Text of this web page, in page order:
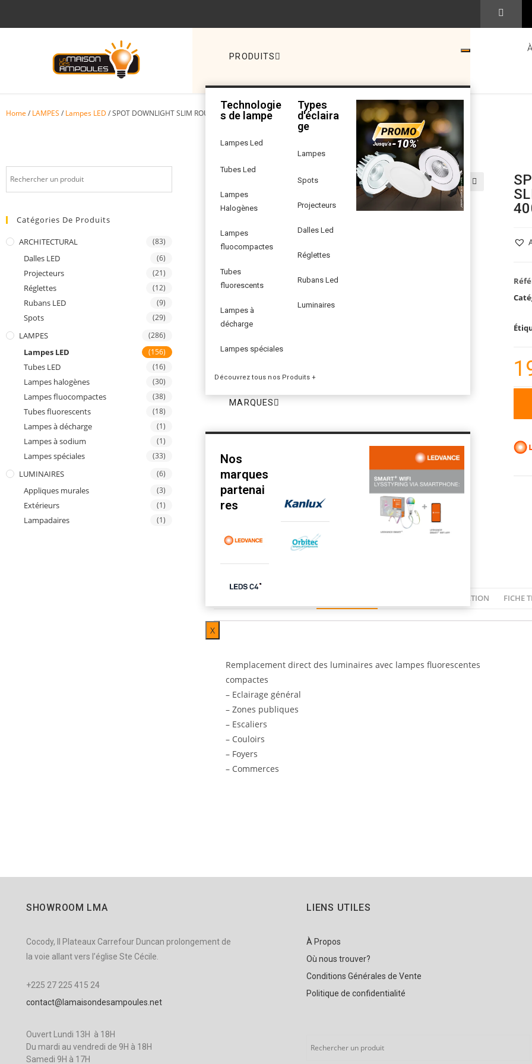
PRODUITS
Technologie
s de lampe
Lampes Led
Tubes Led
Lampes
Halogènes
Lampes
fluocompactes
Tubes
fluorescents
Lampes à
décharge
Lampes spéciales
Types
d'éclaira
ge
Lampes
Spots
Projecteurs
Dalles Led
Réglettes
Rubans Led
Luminaires
Découvrez tous nos Produits +
MARQUES
Nos
marques
partenai
res
X
Home / LAMPES / Lampes LED / SPOT DOWNLIGHT SLIM ROUND 18 W 4000 K
Catégories De Produits
ARCHITECTURAL (83)
Dalles LED (6)
Projecteurs (21)
Réglettes (12)
Rubans LED (9)
Spots (29)
LAMPES (286)
Lampes LED (156)
Tubes LED (16)
Lampes halogènes (30)
Lampes fluocompactes (38)
Tubes fluorescents (18)
Lampes à décharge (1)
Lampes à sodium (1)
Lampes spéciales (33)
LUMINAIRES (6)
Appliques murales (3)
Extérieurs (1)
Lampadaires (1)
ADDITIONAL INFORMATION FICHE
Remplacement direct des luminaires avec lampes fluorescentes
compactes
– Eclairage général
– Zones publiques
– Escaliers
– Couloirs
– Foyers
– Commerces
SHOWROOM LMA
Cocody, II Plateaux Carrefour Duncan prolongement de
la voie allant vers l’église Ste Cécile.
+225 27 225 415 24
contact@lamaisondesampoules.net
Ouvert Lundi 13H à 18H
Du mardi au vendredi de 9H à 18H
Samedi 9H à 17H
LIENS UTILES
À Propos
Où nous trouver?
Conditions Générales de Vente
Politique de confidentialité